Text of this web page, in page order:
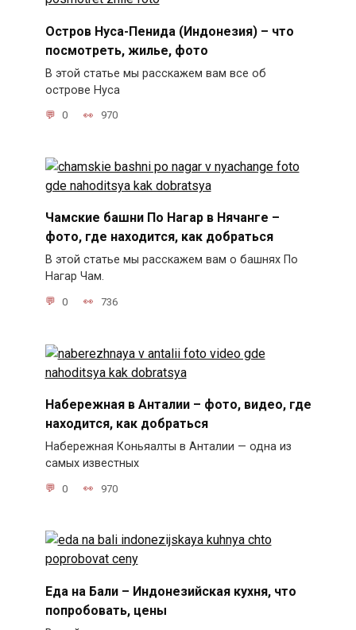
Остров Нуса-Пенида (Индонезия) – что
посмотреть, жилье, фото
В этой статье мы расскажем вам все об
острове Нуса
0 970
Чамские башни По Нагар в Нячанге –
фото, где находится, как добраться
В этой статье мы расскажем вам о башнях По
Нагар Чам.
0 736
Набережная в Анталии – фото, видео, где
находится, как добраться
Набережная Коньяалты в Анталии — одна из
самых известных
0 970
Еда на Бали – Индонезийская кухня, что
попробовать, цены